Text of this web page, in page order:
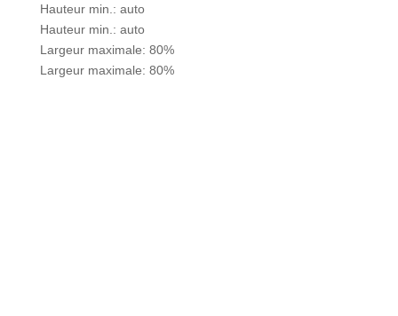
Hauteur min.: auto
Hauteur min.: auto
Largeur maximale: 80%
Largeur maximale: 80%